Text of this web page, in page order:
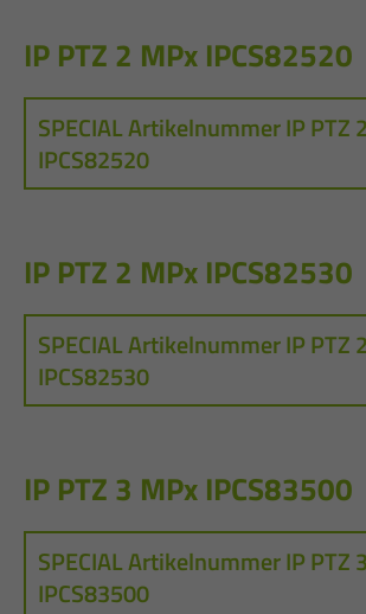
IP PTZ 2 MPx IPCS82520
SPECIAL Artikelnummer IP PTZ
IPCS82520
IP PTZ 2 MPx IPCS82530
SPECIAL Artikelnummer IP PTZ
IPCS82530
IP PTZ 3 MPx IPCS83500
SPECIAL Artikelnummer IP PTZ
IPCS83500